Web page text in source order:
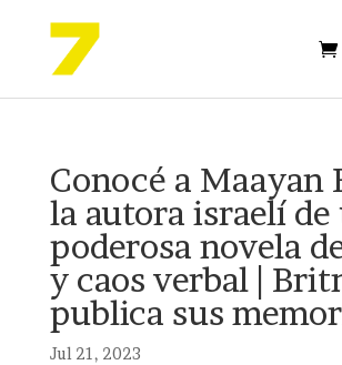
Conocé a Maayan
la autora israelí de
poderosa novela
y caos verbal |
publica sus
Jul 21, 2023